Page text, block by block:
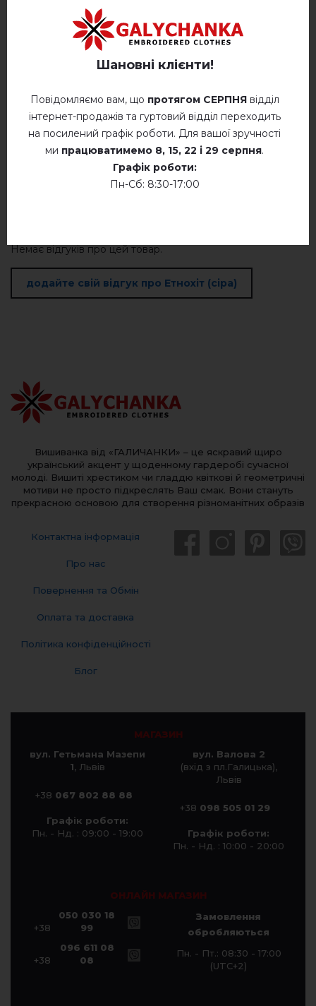
Повернення та Обмін
Оплата та доставка
Опис
Немає відгуків про цей товар.
додайте свій відгук про Етнохіт (сіра)
Вишиванка від «ГАЛИЧАНКИ» – це яскравий щиро
український акцент у щоденному гардеробі сучасної
молоді. Вишиті хрестиком чи гладдю квіткові й геометричні
мотиви не просто підкреслять Ваш смак. Вони стануть
прекрасною основою для створення різноманітних образів
Контактна інформація
Про нас
Повернення та Обмін
Оплата та доставка
Політика конфіденційності
Блог
МАГАЗИН
вул. Гетьмана Мазепи
1, Львів
+38 067 802 88 88
Графік роботи:
Пн. - Нд. : 09:00 - 19:00
вул. Валова 2
(вхід з пл.Галицька),
Львів
+38 098 505 01 29
Графік роботи:
Пн. - Нд. : 10:00 - 20:00
ОНЛАЙН МАГАЗИН
+38
050 030 18
99
+38
096 611 08
08
Замовлення
обробляються
Пн. - Пт.: 08:30 - 17:00
(UTC+2)
Шановні клієнти!
Повідомляємо вам, що протягом СЕРПНЯвідділ
інтернет-продажів та гуртовий відділ переходить
на посилений графік роботи. Для вашої зручності
ми працюватимемо 8, 15, 22 і 29 серпня.
Графік роботи:
Пн-Сб: 8:30-17:00